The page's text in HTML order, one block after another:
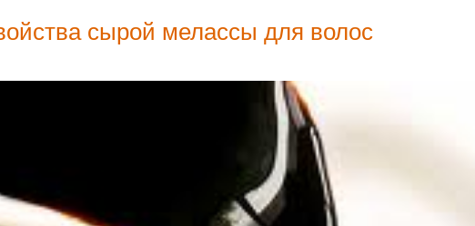
сырой мелассы для волос